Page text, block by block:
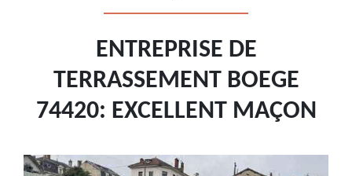
ENTREPRISE DE
TERRASSEMENT BOEGE
74420: EXCELLENT MAÇON